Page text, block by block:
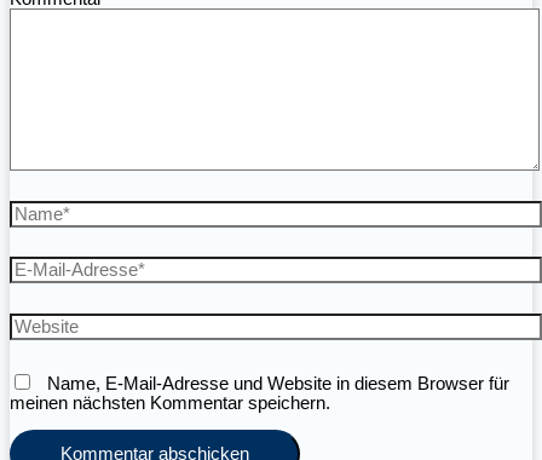
Name*
E-
Mail-
Website
Name, E-Mail-Adresse und Website in diesem Browser für
meinen nächsten Kommentar speichern.